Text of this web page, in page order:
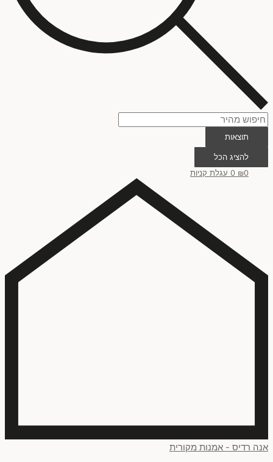
תוצאות
להציג הכל
₪0
0 עגלת קניות
אנה רדיס - אמנות מקורית